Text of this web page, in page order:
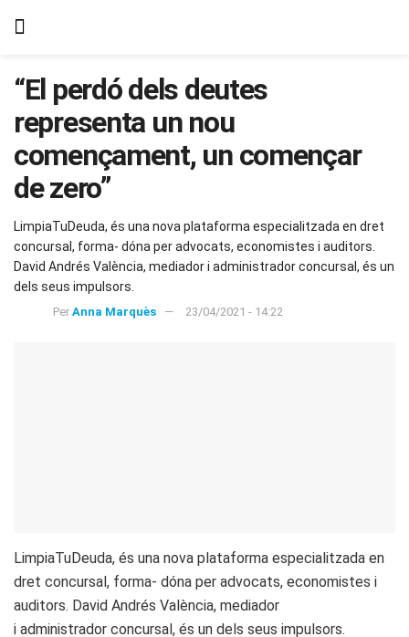
“El perdó dels deutes
representa un nou
començament, un començar
de zero”
LimpiaTuDeuda, és una nova plataforma especialitzada en dret
concursal, forma- dóna per advocats, economistes i auditors.
David Andrés València, mediador i administrador concursal, és un
dels seus impulsors.
Per Anna Marquès 23/04/2021 - 14:22
LimpiaTuDeuda, és una nova plataforma especialitzada en
dret concursal, forma- dóna per advocats, economistes i
auditors. David Andrés València, mediador
i administrador concursal, és un dels seus impulsors.